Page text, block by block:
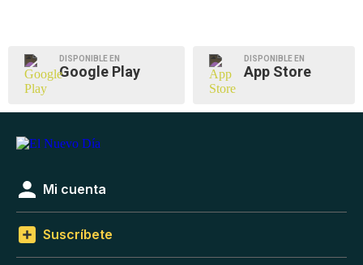
DISPONIBLE EN
Google Play
DISPONIBLE EN
App Store
Mi cuenta
Suscríbete